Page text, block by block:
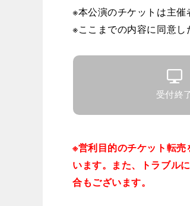
※本公演のチケットは主催
※ここまでの内容に同意し
受付終
※営利目的のチケット転
います。また、トラブル
合もございます。